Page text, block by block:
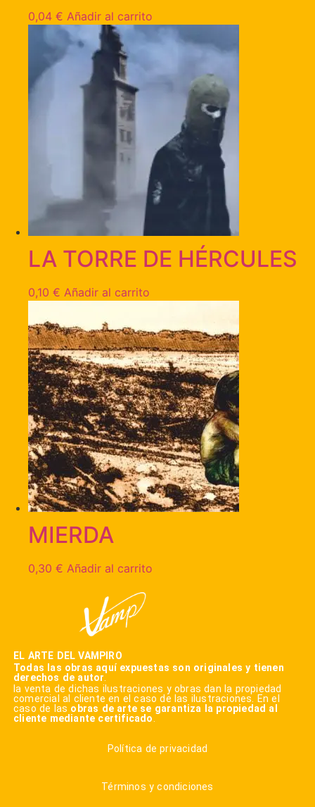
0,04 € Añadir al carrito
LA TORRE DE HÉRCULES
0,10 € Añadir al carrito
MIERDA
0,30 € Añadir al carrito
EL ARTE DEL VAMPIRO
Todas las obras aquí expuestas son originales y tienen
derechos de autor.
la venta de dichas ilustraciones y obras dan la propiedad
comercial al cliente en el caso de las ilustraciones. En el
caso de las obras de arte se garantiza la propiedad al
cliente mediante certificado.
Política de privacidad
Términos y condiciones